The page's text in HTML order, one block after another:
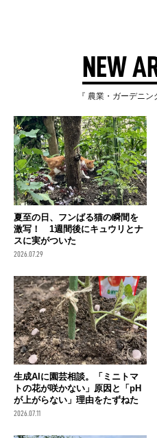
NEW
『 農業・ガーデニ
夏至の日、フンばる猫の瞬間を
激写！ 1週間後にキュウリとナ
スに実がついた
2026.07.29
生成AIに園芸相談。「ミニトマ
トの花が咲かない」原因と「pH
が上がらない」理由をたずねた
2026.07.11